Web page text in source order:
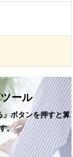
ール
」ボタンを押すと算
。